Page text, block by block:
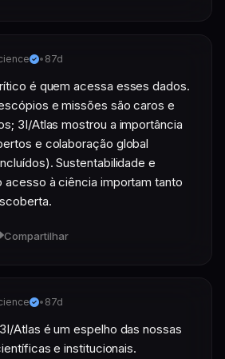
• 87d
é quem acessa esses dados.
e missões são caros e
3I/Atlas mostrou a importância
e colaboração global
Sustentabilidade e
acesso à ciência importam tanto
Compartilhar
• 87d
Atlas é um espelho das nossas
e institucionais.